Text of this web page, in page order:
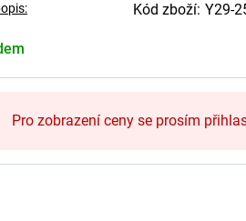
Y29-
Pro zobrazení ceny se prosím